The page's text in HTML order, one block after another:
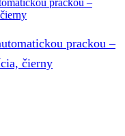
prackou –
čierny